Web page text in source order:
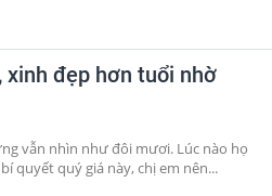
xinh đẹp hơn tuổi nhờ
vẫn nhìn như đôi mươi. Lúc nào họ
quyết quý giá này, chị em nên...